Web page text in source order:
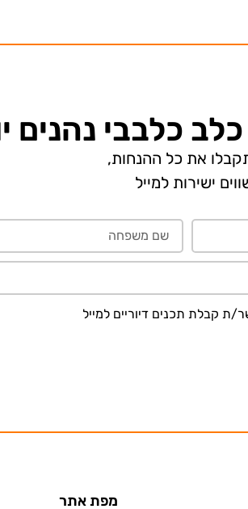
כלבבי נהנים
את כל ההנחות,
ישירות למייל
ת קבלת תכנים דיוריים למייל
מפת אתר